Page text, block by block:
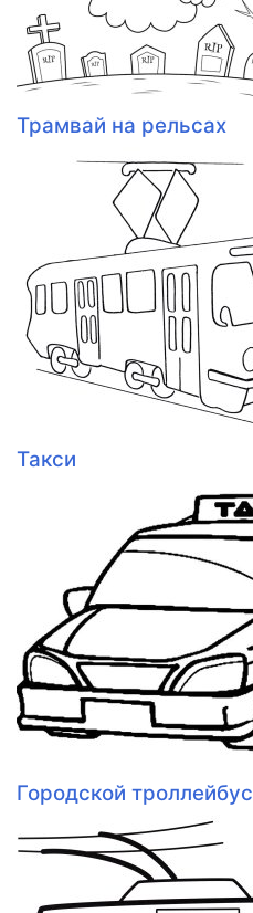
Трамвай на рельсах
Такси
Городской троллейбус